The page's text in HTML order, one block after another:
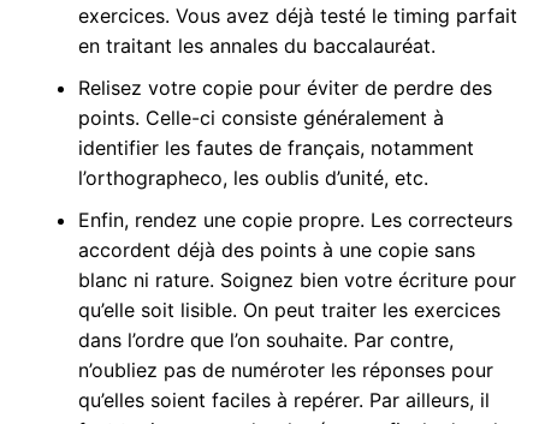
exercices. Vous avez déjà testé le timing parfait
en traitant les annales du baccalauréat.
Relisez votre copie pour éviter de perdre des
points. Celle-ci consiste généralement à
identifier les fautes de français, notamment
l’orthographeco, les oublis d’unité, etc.
Enfin, rendez une copie propre. Les correcteurs
accordent déjà des points à une copie sans
blanc ni rature. Soignez bien votre écriture pour
qu’elle soit lisible. On peut traiter les exercices
dans l’ordre que l’on souhaite. Par contre,
n’oubliez pas de numéroter les réponses pour
qu’elles soient faciles à repérer. Par ailleurs, il